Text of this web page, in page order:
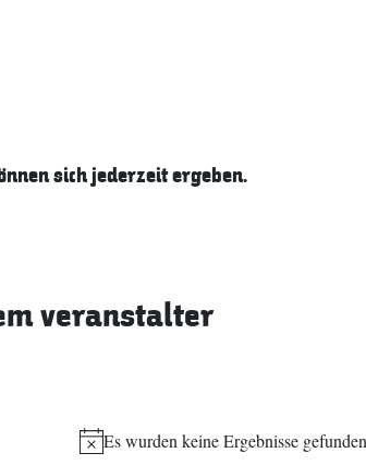
sich jederzeit ergeben.
veranstalter
Hinweis
Es wurden keine Ergebnisse